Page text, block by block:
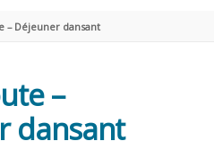
PRINCIPAL
– Déjeuner dansant
–
dansant